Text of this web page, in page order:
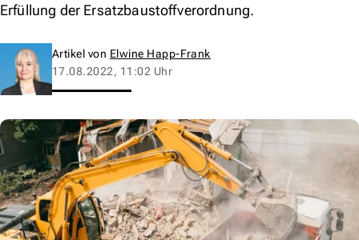
Erfüllung der Ersatzbaustoffverordnung.
Artikel von Elwine Happ-Frank
17.08.2022, 11:02 Uhr